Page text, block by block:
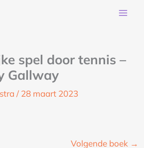
spel door tennis –
Gallway
/ 28 maart 2023
Volgende boek →